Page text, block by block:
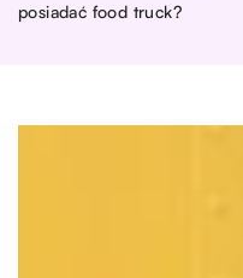
posiadać food truck?